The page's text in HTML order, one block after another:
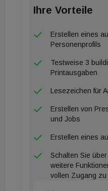
traditionell in den
untergebracht. Und
ISH im März noch eine
zahlreiche Aussteller
einem großen Publikum
den Fall Wels noch
lange um Aussteller
Digitalisierung ihre
denken. Und wenn
Lüftungsgeräte und
Ihre Vorteile
Erstellen eines
Personenprofils
Testweise 3
Printausgaben
Lesezeichen für
Erstellen von
und Jobs
Erstellen eines
Schalten Sie
weitere
vollen Zugang zu